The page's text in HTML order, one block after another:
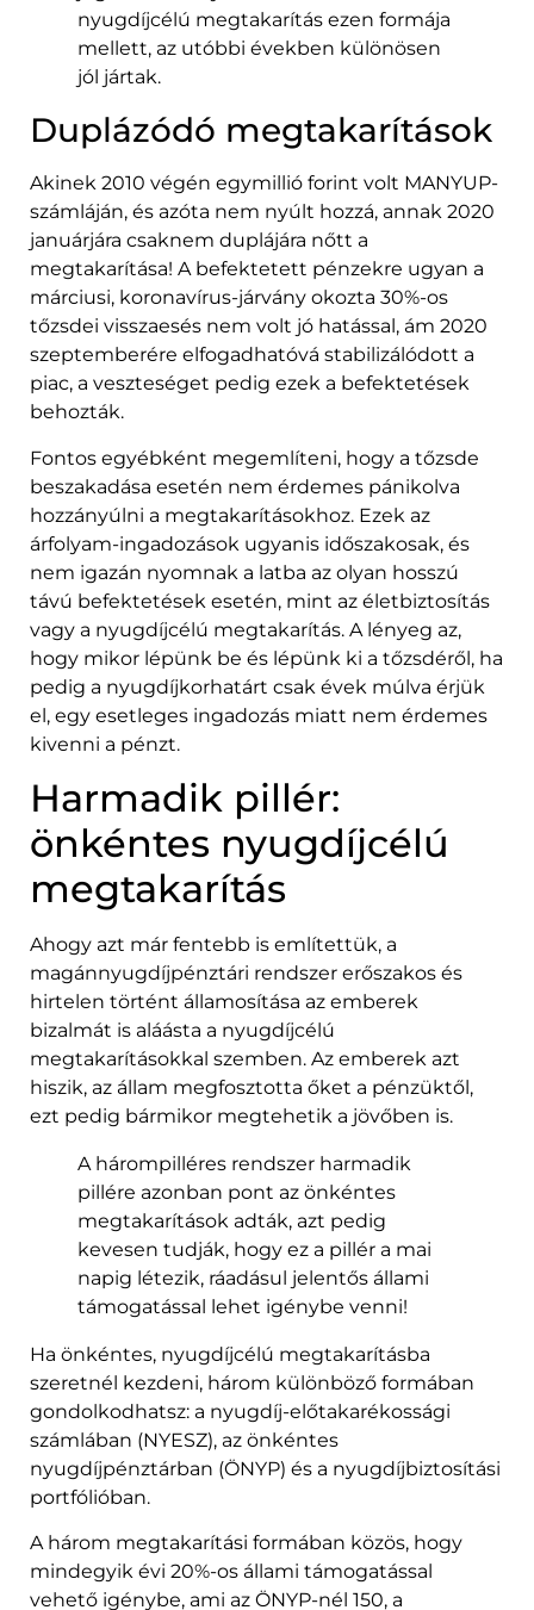
nyugdíjcélú megtakarítás ezen formája
mellett, az utóbbi években különösen
jól jártak.
Duplázódó megtakarítások
Akinek 2010 végén egymillió forint volt MANYUP-
számláján, és azóta nem nyúlt hozzá, annak 2020
januárjára csaknem duplájára nőtt a
megtakarítása! A befektetett pénzekre ugyan a
márciusi, koronavírus-járvány okozta 30%-os
tőzsdei visszaesés nem volt jó hatással, ám 2020
szeptemberére elfogadhatóvá stabilizálódott a
piac, a veszteséget pedig ezek a befektetések
behozták.
Fontos egyébként megemlíteni, hogy a tőzsde
beszakadása esetén nem érdemes pánikolva
hozzányúlni a megtakarításokhoz. Ezek az
árfolyam-ingadozások ugyanis időszakosak, és
nem igazán nyomnak a latba az olyan hosszú
távú befektetések esetén, mint az életbiztosítás
vagy a nyugdíjcélú megtakarítás. A lényeg az,
hogy mikor lépünk be és lépünk ki a tőzsdéről, ha
pedig a nyugdíjkorhatárt csak évek múlva érjük
el, egy esetleges ingadozás miatt nem érdemes
kivenni a pénzt.
Harmadik pillér:
önkéntes nyugdíjcélú
megtakarítás
Ahogy azt már fentebb is említettük, a
magánnyugdíjpénztári rendszer erőszakos és
hirtelen történt államosítása az emberek
bizalmát is aláásta a nyugdíjcélú
megtakarításokkal szemben. Az emberek azt
hiszik, az állam megfosztotta őket a pénzüktől,
ezt pedig bármikor megtehetik a jövőben is.
A hárompilléres rendszer harmadik
pillére azonban pont az önkéntes
megtakarítások adták, azt pedig
kevesen tudják, hogy ez a pillér a mai
napig létezik, ráadásul jelentős állami
támogatással lehet igénybe venni!
Ha önkéntes, nyugdíjcélú megtakarításba
szeretnél kezdeni, három különböző formában
gondolkodhatsz: a nyugdíj-előtakarékossági
számlában (NYESZ), az önkéntes
nyugdíjpénztárban (ÖNYP) és a nyugdíjbiztosítási
portfólióban.
A három megtakarítási formában közös, hogy
mindegyik évi 20%-os állami támogatással
vehető igénybe, ami az ÖNYP-nél 150, a